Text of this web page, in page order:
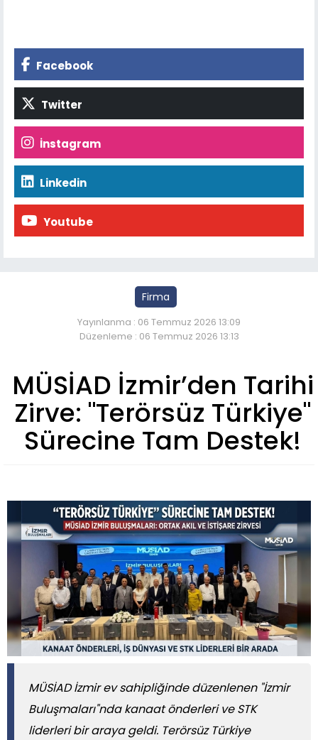
Facebook
Twitter
İnstagram
Linkedin
Youtube
Firma
Yayınlanma : 06 Temmuz 2026 13:09
Düzenleme : 06 Temmuz 2026 13:13
MÜSİAD İzmir’den Tarihi
Zirve: "Terörsüz Türkiye"
Sürecine Tam Destek!
MÜSİAD İzmir ev sahipliğinde düzenlenen "İzmir
Buluşmaları"nda kanaat önderleri ve STK
liderleri bir araya geldi. Terörsüz Türkiye